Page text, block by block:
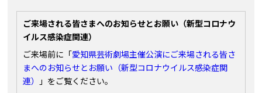
ご来場される皆さまへのお知らせとお願い（新型コロナウ
イルス感染症関連）
ご来場前に「 愛知県芸術劇場主催公演にご来場される皆さ
まへのお知らせとお願い（新型コロナウイルス感染症関
連）
」をご覧ください。